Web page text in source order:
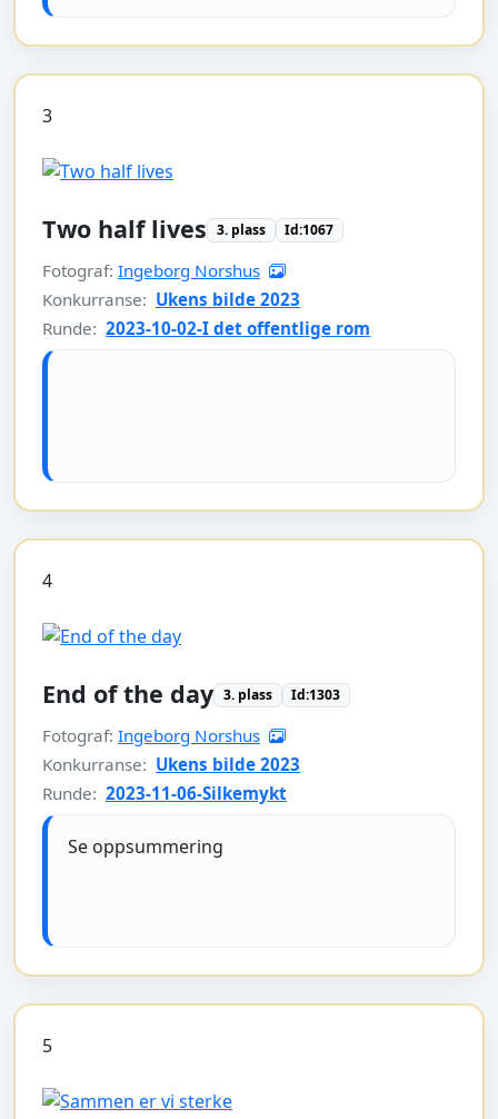
3
Two half lives 3. plass Id:1067
Fotograf: Ingeborg Norshus
Konkurranse: Ukens bilde 2023
Runde: 2023-10-02-I det offentlige rom
4
End of the day 3. plass Id:1303
Fotograf: Ingeborg Norshus
Konkurranse: Ukens bilde 2023
Runde: 2023-11-06-Silkemykt
Se oppsummering
5